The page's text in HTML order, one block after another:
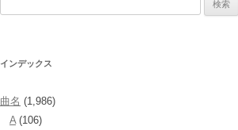
インデックス
曲名 (1,986)
A(106)